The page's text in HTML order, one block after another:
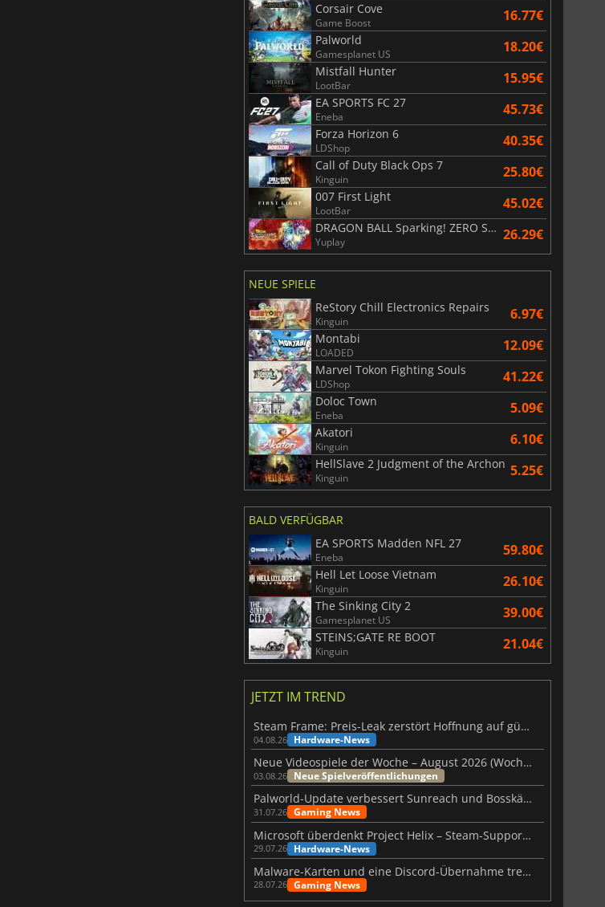
Corsair Cove
Game Boost 16.77€
Palworld
Gamesplanet US 18.20€
Mistfall Hunter
LootBar 15.95€
EA SPORTS FC 27
Eneba 45.73€
Forza Horizon 6
LDShop 40.35€
Call of Duty Black Ops 7
Kinguin 25.80€
007 First Light
LootBar 45.02€
DRAGON BALL Sparking! ZERO Super Limit Breaking NEO
Yuplay 26.29€
NEUE SPIELE
ReStory Chill Electronics Repairs
Kinguin 6.97€
Montabi
LOADED 12.09€
Marvel Tokon Fighting Souls
LDShop 41.22€
Doloc Town
Eneba 5.09€
Akatori
Kinguin 6.10€
HellSlave 2 Judgment of the Archon
Kinguin 5.25€
BALD VERFÜGBAR
EA SPORTS Madden NFL 27
Eneba 59.80€
Hell Let Loose Vietnam
Kinguin 26.10€
The Sinking City 2
Gamesplanet US 39.00€
STEINS;GATE RE BOOT
Kinguin 21.04€
JETZT IM TREND
Steam Frame: Preis-Leak zerstört Hoffnung auf günstiges VR-Headset
04.08.26 Hardware-News
Neue Videospiele der Woche – August 2026 (Woche 32)
03.08.26 Neue Spielveröffentlichungen
Palworld-Update verbessert Sunreach und Bosskämpfe deutlich
31.07.26 Gaming News
Microsoft überdenkt Project Helix – Steam-Support gefährdet
29.07.26 Hardware-News
Malware-Karten und eine Discord-Übernahme treffen Meccha Chameleon
28.07.26 Gaming News